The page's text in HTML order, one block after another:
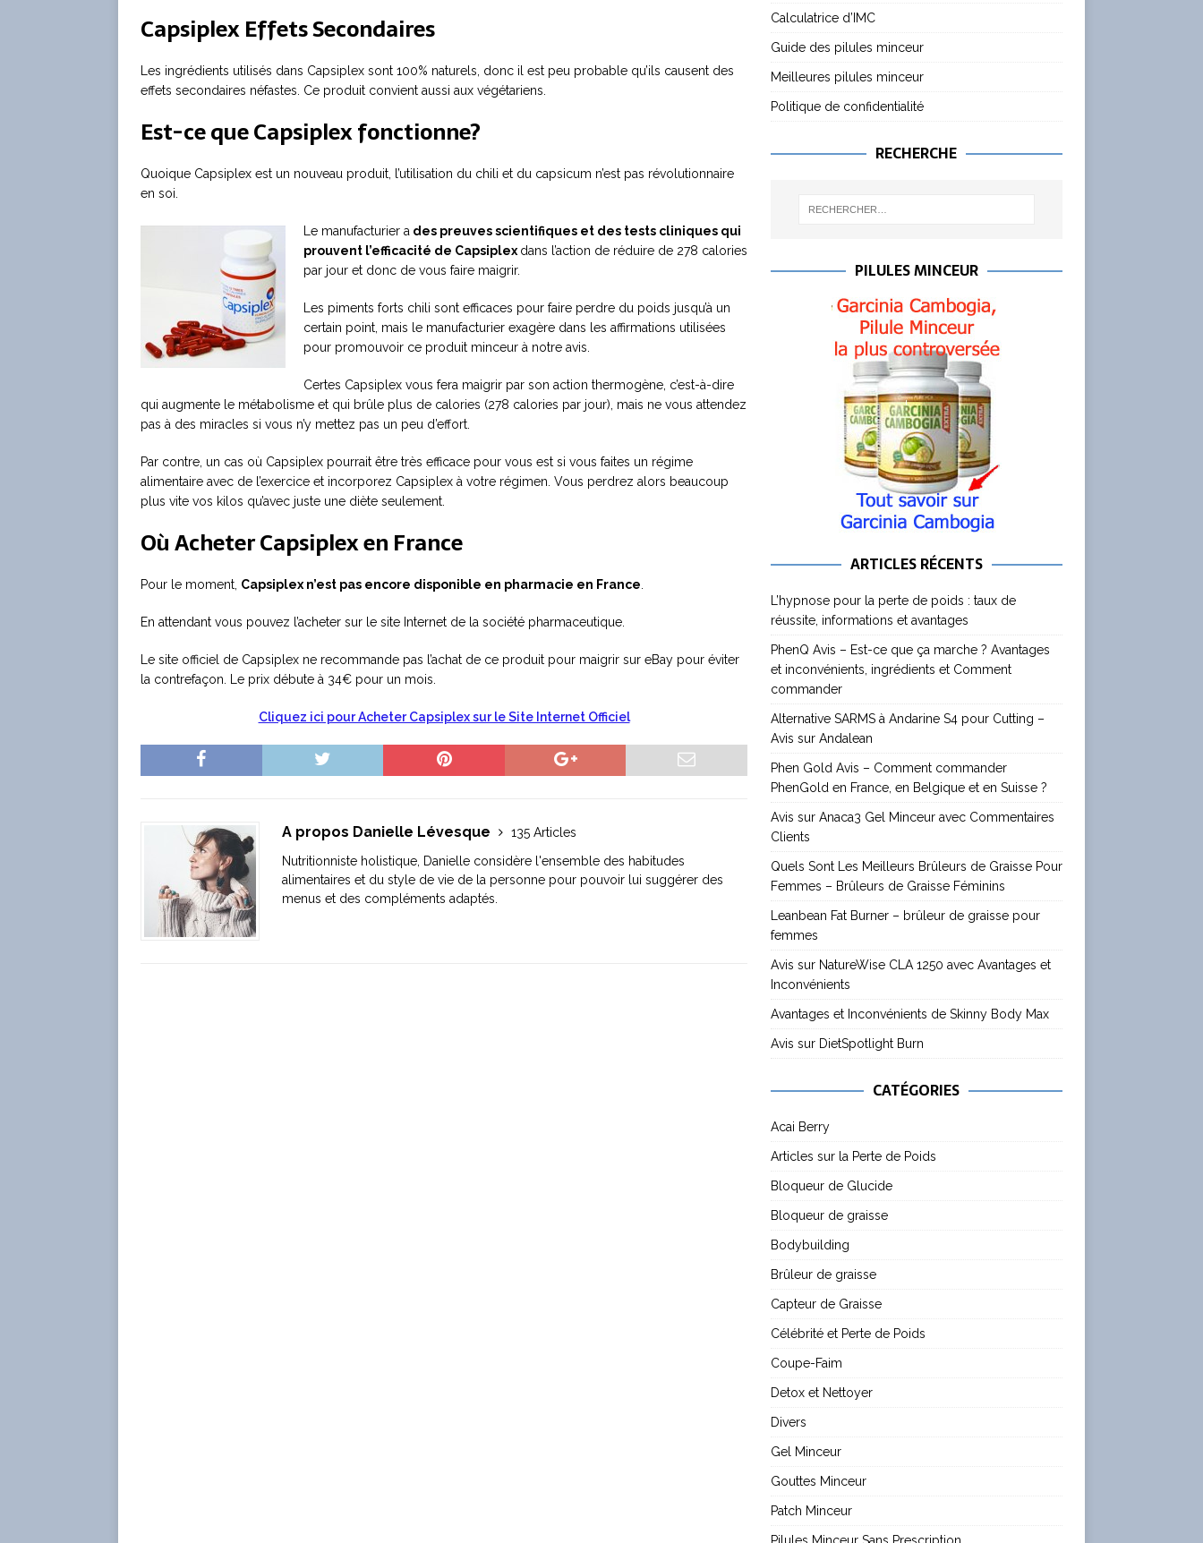
Capsiplex Effets Secondaires
Les ingrédients utilisés dans Capsiplex sont 100% naturels, donc il est peu probable qu’ils causent des
effets secondaires néfastes. Ce produit convient aussi aux végétariens.
Est-ce que Capsiplex fonctionne?
Quoique Capsiplex est un nouveau produit, l’utilisation du chili et du capsicum n’est pas révolutionnaire
en soi.
Le manufacturier a des preuves scientifiques et des tests cliniques qui
prouvent l’efficacité de Capsiplex dans l’action de réduire de 278 calories
par jour et donc de vous faire maigrir.
Les piments forts chili sont efficaces pour faire perdre du poids jusqu’à un
certain point, mais le manufacturier exagère dans les affirmations utilisées
pour promouvoir ce produit minceur à notre avis.
Certes Capsiplex vous fera maigrir par son action thermogène, c’est-à-dire
qui augmente le métabolisme et qui brûle plus de calories (278 calories par jour), mais ne vous attendez
pas à des miracles si vous n’y mettez pas un peu d’effort.
Par contre, un cas où Capsiplex pourrait être très efficace pour vous est si vous faites un régime
alimentaire avec de l’exercice et incorporez Capsiplex à votre régimen. Vous perdrez alors beaucoup
plus vite vos kilos qu’avec juste une diète seulement.
Où Acheter Capsiplex en France
Pour le moment, Capsiplex n’est pas encore disponible en pharmacie en France
En attendant vous pouvez l’acheter sur le site Internet de la société pharmaceutique.
Le site officiel de Capsiplex ne recommande pas l’achat de ce produit pour maigrir sur eBay pour éviter
la contrefaçon. Le prix débute à 34€ pour un mois.
Cliquez ici pour Acheter Capsiplex sur le Site Internet Officiel
A propos Danielle Lévesque
135 Articles
Nutritionniste holistique, Danielle considère l'ensemble des habitudes
alimentaires et du style de vie de la personne pour pouvoir lui suggérer des
menus et des compléments adaptés.
Calculatrice d’IMC
Guide des pilules minceur
Meilleures pilules minceur
Politique de confidentialité
RECHERCHE
PILULES MINCEUR
ARTICLES RÉCENTS
L’hypnose pour la perte de poids : taux de
réussite, informations et avantages
PhenQ Avis – Est-ce que ça marche ? Avantages
et inconvénients, ingrédients et Comment
commander
Alternative SARMS à Andarine S4 pour Cutting –
Avis sur Andalean
Phen Gold Avis – Comment commander
PhenGold en France, en Belgique et en Suisse ?
Avis sur Anaca3 Gel Minceur avec Commentaires
Clients
Quels Sont Les Meilleurs Brûleurs de Graisse Pour
Femmes – Brûleurs de Graisse Féminins
Leanbean Fat Burner – brûleur de graisse pour
femmes
Avis sur NatureWise CLA 1250 avec Avantages et
Inconvénients
Avantages et Inconvénients de Skinny Body Max
Avis sur DietSpotlight Burn
CATÉGORIES
Acai Berry
Articles sur la Perte de Poids
Bloqueur de Glucide
Bloqueur de graisse
Bodybuilding
Brûleur de graisse
Capteur de Graisse
Célébrité et Perte de Poids
Coupe-Faim
Detox et Nettoyer
Divers
Gel Minceur
Gouttes Minceur
Patch Minceur